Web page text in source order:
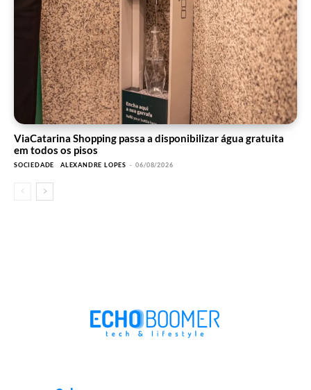
ViaCatarina Shopping passa a disponibilizar água gratuita
em todos os pisos
SOCIEDADE ALEXANDRE LOPES - 06/08/2026